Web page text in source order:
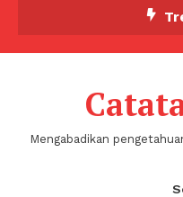
Mengabadikan